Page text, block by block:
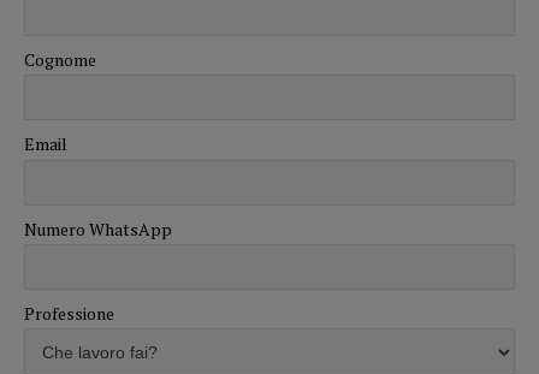
Cognome
Email
Numero WhatsApp
Professione